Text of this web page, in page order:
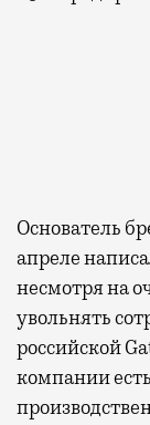
Основатель
апреле
несмотря на
увольнять
российской
компании